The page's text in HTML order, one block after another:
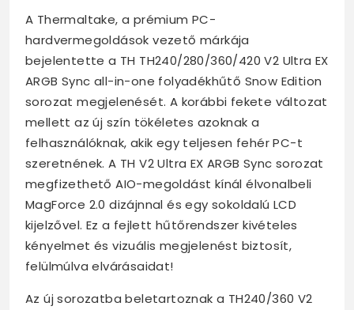
A Thermaltake, a prémium PC-
hardvermegoldások vezető márkája
bejelentette a TH TH240/280/360/420 V2 Ultra EX
ARGB Sync all-in-one folyadékhűtő Snow Edition
sorozat megjelenését. A korábbi fekete változat
mellett az új szín tökéletes azoknak a
felhasználóknak, akik egy teljesen fehér PC-t
szeretnének. A TH V2 Ultra EX ARGB Sync sorozat
megfizethető AIO-megoldást kínál élvonalbeli
MagForce 2.0 dizájnnal és egy sokoldalú LCD
kijelzővel. Ez a fejlett hűtőrendszer kivételes
kényelmet és vizuális megjelenést biztosít,
felülmúlva elvárásaidat!
Az új sorozatba beletartoznak a TH240/360 V2